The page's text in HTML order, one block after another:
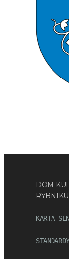
DOM
RYBNIKU
KARTA